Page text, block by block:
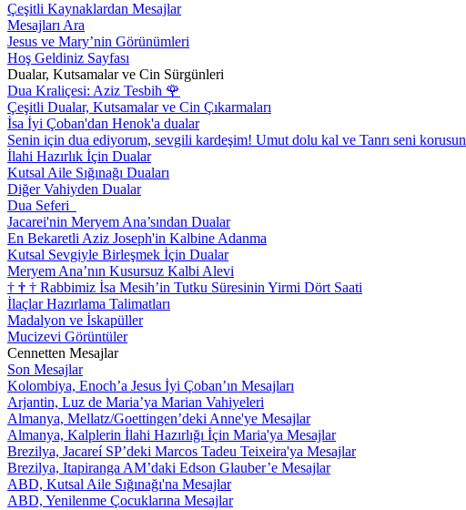
Çeşitli Kaynaklardan Mesajlar
Mesajları Ara
Jesus ve Mary’nin Görünümleri
Hoş Geldiniz Sayfası
Dualar, Kutsamalar ve Cin Sürgünleri
Dua Kraliçesi: Aziz Tesbih 🌹
Çeşitli Dualar, Kutsamalar ve Cin Çıkarmaları
İsa İyi Çoban'dan Henok'a dualar
Senin için dua ediyorum, sevgili kardeşim! Umut dolu kal ve Tanrı seni korusun
İlahi Hazırlık İçin Dualar
Kutsal Aile Sığınağı Duaları
Diğer Vahiyden Dualar
Dua Seferi
Jacarei'nin Meryem Ana’sından Dualar
En Bekaretli Aziz Joseph'in Kalbine Adanma
Kutsal Sevgiyle Birleşmek İçin Dualar
Meryem Ana’nın Kusursuz Kalbi Alevi
† † † Rabbimiz İsa Mesih’in Tutku Süresinin Yirmi Dört Saati
İlaçlar Hazırlama Talimatları
Madalyon ve İskapüller
Mucizevi Görüntüler
Cennetten Mesajlar
Son Mesajlar
Kolombiya, Enoch’a Jesus İyi Çoban’ın Mesajları
Arjantin, Luz de Maria’ya Marian Vahiyeleri
Almanya, Mellatz/Goettingen’deki Anne'ye Mesajlar
Almanya, Kalplerin İlahi Hazırlığı İçin Maria'ya Mesajlar
Brezilya, Jacareí SP’deki Marcos Tadeu Teixeira'ya Mesajlar
Brezilya, Itapiranga AM’daki Edson Glauber’e Mesajlar
ABD, Kutsal Aile Sığınağı'na Mesajlar
ABD, Yenilenme Çocuklarına Mesajlar